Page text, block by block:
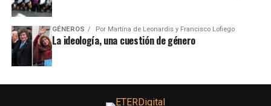
GÉNEROS Por Martína de Leonardis y Francisco Lofiego
La ideología, una cuestión de género